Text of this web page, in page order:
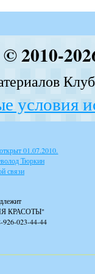
© 2010-
условия
01.07.2010.
Тюркин
связи
КРАСОТЫ"
926-023-44-44